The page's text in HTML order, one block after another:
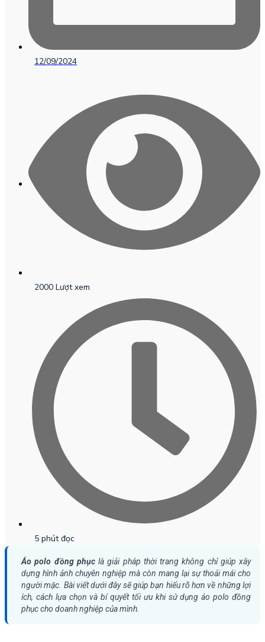
12/09/2024
2000 Lượt xem
5 phút đọc
Áo polo đồng phụclà giải pháp thời trang không chỉ giúp xây
dựng hình ảnh chuyên nghiệp mà còn mang lại sự thoải mái cho
người mặc. Bài viết dưới đây sẽ giúp bạn hiểu rõ hơn về những lợi
ích, cách lựa chọn và bí quyết tối ưu khi sử dụng áo polo đồng
phục cho doanh nghiệp của mình.